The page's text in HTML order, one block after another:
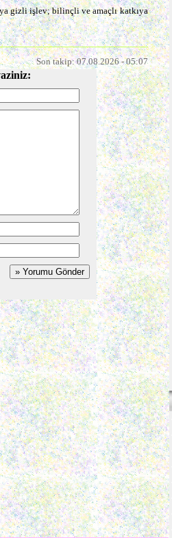
gizli işlev; bilinçli ve amaçlı katkıya
Son takip: 07.08.2026 - 05:07